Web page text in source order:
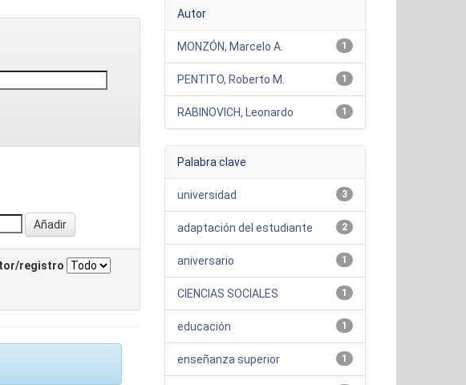
registro
Autor
1
MONZÓN, Marcelo A.
1
PENTITO, Roberto M.
1
RABINOVICH, Leonardo
Palabra clave
3
universidad
2
adaptación del estudiante
1
aniversario
1
CIENCIAS SOCIALES
1
educación
1
enseñanza superior